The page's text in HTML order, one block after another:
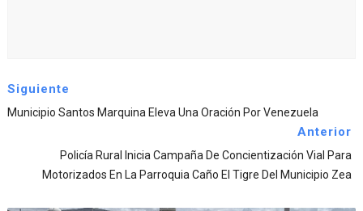
Siguiente
Municipio Santos Marquina Eleva Una Oración Por Venezuela
Anterior
Policía Rural Inicia Campaña De Concientización Vial Para
Motorizados En La Parroquia Caño El Tigre Del Municipio Zea